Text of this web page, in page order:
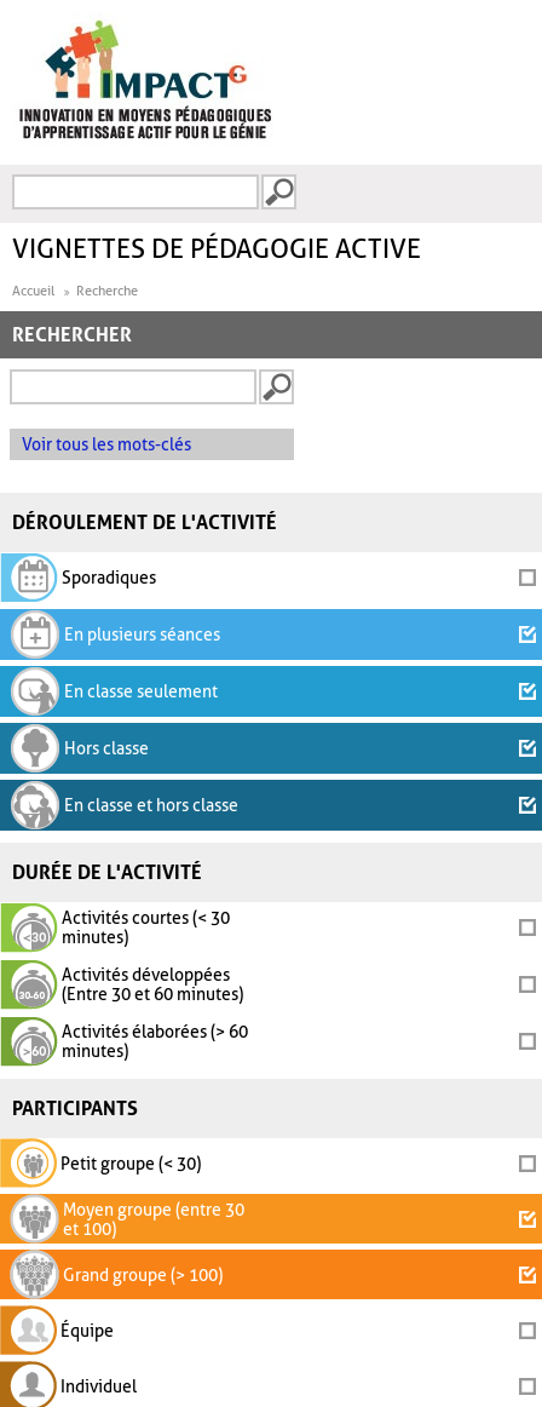
FORMULAIRE DE
VIGNETTES DE PÉDAGOGIE ACTIVE
Accueil Recherche
RECHERCHER
Voir tous les mots-clés
DÉROULEMENT DE L'ACTIVITÉ
Sporadiques
En plusieurs séances
En classe seulement
Hors classe
En classe et hors classe
DURÉE DE L'ACTIVITÉ
Activités courtes (< 30
minutes)
Activités développées
(Entre 30 et 60 minutes)
Activités élaborées (> 60
minutes)
PARTICIPANTS
Petit groupe (< 30)
Moyen groupe (entre 30
et 100)
Grand groupe (> 100)
Équipe
Individuel